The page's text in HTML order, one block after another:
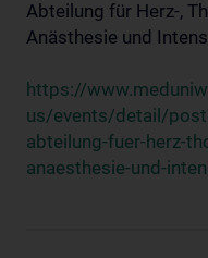
Abteilung für Herz-,
Anästhesie und
https://
us/events/detail/
abteilung-fuer-herz-
anaesthesie-und-